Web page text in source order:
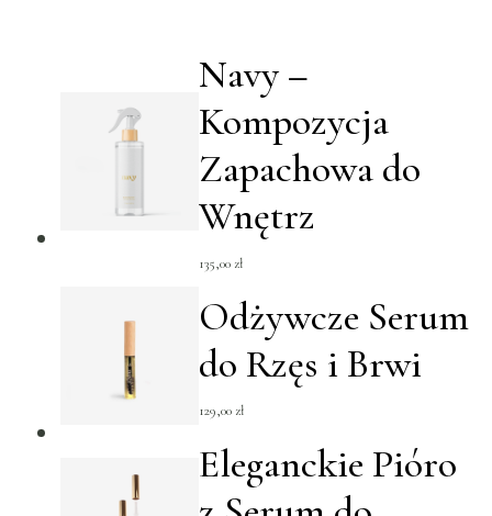
Navy –
Kompozycja
Zapachowa do
Wnętrz
135,00 zł
Odżywcze Serum
do Rzęs i Brwi
129,00 zł
Eleganckie Pióro